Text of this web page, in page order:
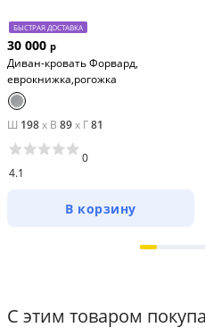
БЫСТРАЯ ДОСТАВКА
30 000 р
Диван-кровать Форвард,
еврокнижка,рогожка
Ш 198x В 89x Г81
4.1
0
В корзину
С этим товаром